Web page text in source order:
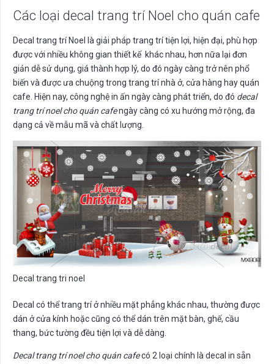
Các loại decal trang trí Noel cho quán cafe
Decal trang trí Noel là giải pháp trang trí tiện lợi, hiện đại, phù hợp
được với nhiều không gian thiết kế khác nhau, hơn nữa lại đơn
giản dễ sử dụng, giá thành hợp lý, do đó ngày càng trở nên phổ
biến và được ưa chuộng trong trang trí nhà ở, cửa hàng hay quán
cafe. Hiện nay, công nghệ in ấn ngày càng phát triển, do đó decal
trang trí noel cho quán cafengày càng có xu hướng mở rộng, đa
dạng cả về mẫu mã và chất lượng.
Decal trang tri noel
Decal có thể trang trí ở nhiều mặt phẳng khác nhau, thường được
dán ở cửa kính hoặc cũng có thể dán trên mặt bàn, ghế, cầu
thang, bức tường đều tiện lợi và dễ dàng.
Decal trang trí noel cho quán cafecó 2 loại chính là decal in sẵn